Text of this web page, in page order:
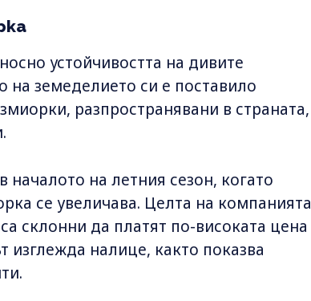
устойчивостта на дивите
на земеделието си е поставило
разпространявани в страната,
началото на летния сезон, когато
се увеличава. Целта на компанията
склонни да платят по-високата цена
изглежда налице, както показва